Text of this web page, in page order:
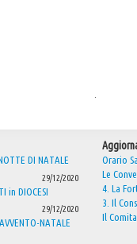
DI NATALE
29/12/2020
in DIOCESI
29/12/2020
NATALE
Orario
Le
4. La
3. Il
Il